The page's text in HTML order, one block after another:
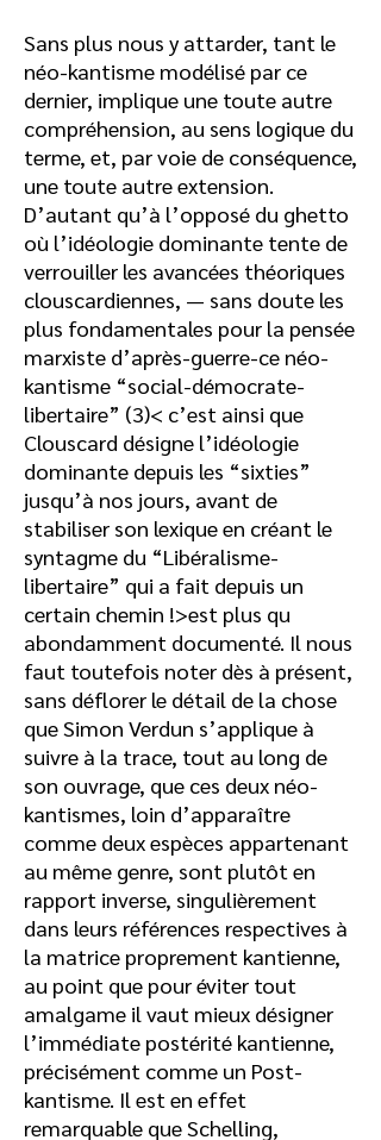
Sans plus nous y attarder, tant le
néo-kantisme modélisé par ce
dernier, implique une toute autre
compréhension, au sens logique du
terme, et, par voie de conséquence,
une toute autre extension.
D’autant qu’à l’opposé du ghetto
où l’idéologie dominante tente de
verrouiller les avancées théoriques
clouscardiennes, — sans doute les
plus fondamentales pour la pensée
marxiste d’après-guerre-ce néo-
kantisme “social-démocrate-
libertaire” (3)< c’est ainsi que
Clouscard désigne l’idéologie
dominante depuis les “sixties”
jusqu’à nos jours, avant de
stabiliser son lexique en créant le
syntagme du “Libéralisme-
libertaire” qui a fait depuis un
certain chemin !>est plus qu
abondamment documenté. Il nous
faut toutefois noter dès à présent,
sans déflorer le détail de la chose
que Simon Verdun s’applique à
suivre à la trace, tout au long de
son ouvrage, que ces deux néo-
kantismes, loin d’apparaître
comme deux espèces appartenant
au même genre, sont plutôt en
rapport inverse, singulièrement
dans leurs références respectives à
la matrice proprement kantienne,
au point que pour éviter tout
amalgame il vaut mieux désigner
l’immédiate postérité kantienne,
précisément comme un Post-
kantisme. Il est en effet
remarquable que Schelling,